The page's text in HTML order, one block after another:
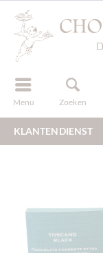
Menu Zoeken
registreren
KLANTENDIENST